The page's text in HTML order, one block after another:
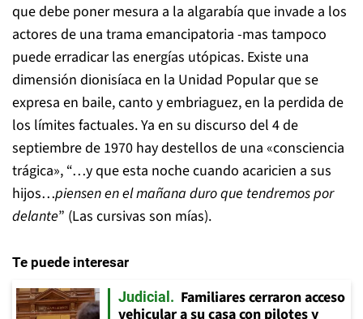
que debe poner mesura a la algarabía que invade a los
actores de una trama emancipatoria -mas tampoco
puede erradicar las energías utópicas. Existe una
dimensión dionisíaca en la Unidad Popular que se
expresa en baile, canto y embriaguez, en la perdida de
los límites factuales. Ya en su discurso del 4 de
septiembre de 1970 hay destellos de una «consciencia
trágica», “…y que esta noche cuando acaricien a sus
hijos…piensen en el mañana duro que tendremos por
delante” (Las cursivas son mías).
Te puede interesar
Judicial
Familiares cerraron acceso
vehicular a su casa con pilotes y